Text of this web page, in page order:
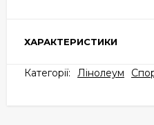
ХАРАКТЕРИСТИКИ
Категорії: Лінолеум